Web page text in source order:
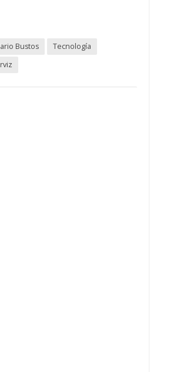
Bustos
Tecnología